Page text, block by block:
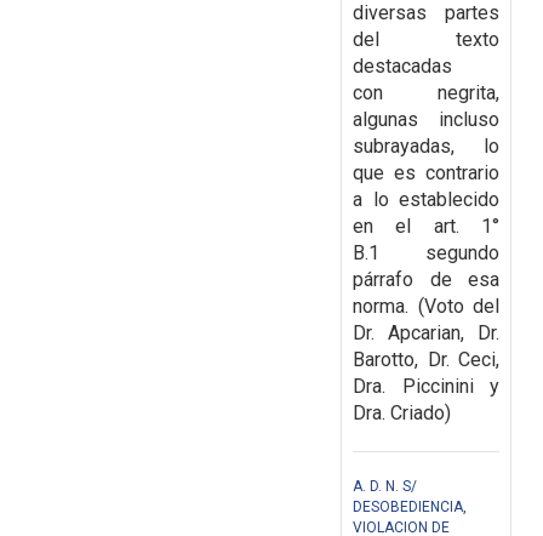
diversas partes
del texto
destacadas
con negrita,
algunas incluso
subrayadas, lo
que es contrario
a lo establecido
en el art. 1°
B.1 segundo
párrafo de esa
norma. (Voto del
Dr. Apcarian, Dr.
Barotto, Dr. Ceci,
Dra. Piccinini y
Dra. Criado)
A. D. N. S/
DESOBEDIENCIA,
VIOLACION DE